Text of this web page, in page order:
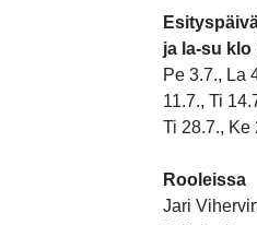
ja la-su klo
Pe 3.7., La
11.7., Ti
Ti 28.7., Ke
Rooleissa
Jari